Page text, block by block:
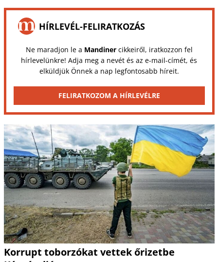
HÍRLEVÉL-FELIRATKOZÁS
Ne maradjon le a Mandinercikkeiről, iratkozzon fel
hírlevelünkre! Adja meg a nevét és az e-mail-címét, és
elküldjük Önnek a nap legfontosabb híreit.
FELIRATKOZOM A HÍRLEVÉLRE
Korrupt toborzókat vettek őrizetbe